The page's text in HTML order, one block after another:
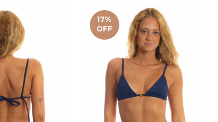
17%
OFF